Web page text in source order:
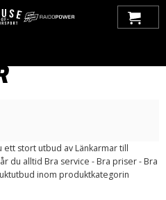
stort utbud av Länkarmar till
du alltid Bra service - Bra priser - Bra
inom produktkategorin